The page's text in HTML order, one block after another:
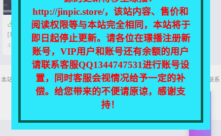

女团饭拍 - HelloVenus 67V合集
[18.8GB]
4年前
 0  21
本站所有资源均收集自互联网，仅供个人欣赏交流，如不慎侵犯了您的权益，请联系
我们，我们将尽快处理！
Copyright © 2026 舞主播
http://jinpic.store/，该站内容、售价和
阅读权限等与本站完全相同，本站将于
即日起停止更新。请各位在璟播注册新
账号，VIP用户和账号还有余额的用户
请联系客服QQ1344747531进行账号设
置，同时客服会视情况给予一定的补
偿。给您带来的不便请原谅，感谢支
持！
会员